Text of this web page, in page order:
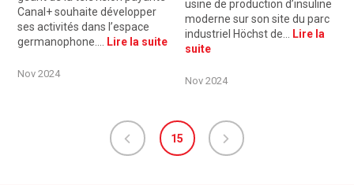
Canal+ souhaite développer
ses activités dans l’espace
germanophone.…
Lire la suite
Nov 2024
usine de production d’insuline
moderne sur son site du parc
industriel Höchst de…
Lire la
suite
Nov 2024
15